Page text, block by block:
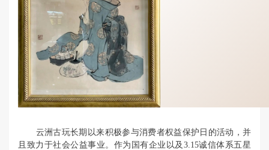
云洲古玩长期以来积极参与消费者权益保护日的活动，并
且致力于社会公益事业。作为国有企业以及3.15诚信体系五星